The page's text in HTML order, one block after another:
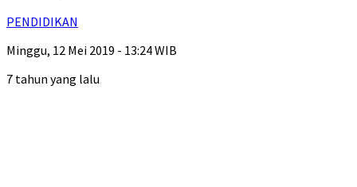
PENDIDIKAN
Minggu, 12 Mei 2019 - 13:24 WIB
7 tahun yang lalu